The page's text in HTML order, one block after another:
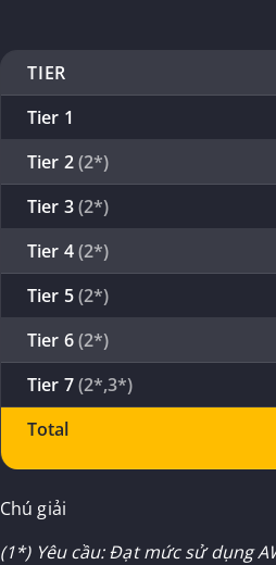
TIER
Tier 1
Tier 2(2*)
Tier 3(2*)
Tier 4(2*)
Tier 5(2*)
Tier 6(2*)
Tier 7(2*,3*)
Total
Chú giải
(1*) Yêu cầu: Đạt mức sử dụng